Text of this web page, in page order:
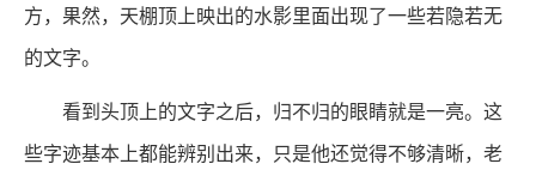
方，果然，天棚顶上映出的水影里面出现了一些若隐若无
的文字。
看到头顶上的文字之后，归不归的眼睛就是一亮。这
些字迹基本上都能辨别出来，只是他还觉得不够清晰，老